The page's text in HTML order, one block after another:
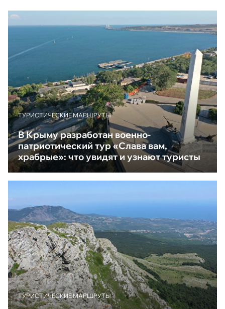
ТУРИСТИЧЕСКИЕ МАРШРУТЫ
В Крыму разработан военно-
патриотический тур «Слава вам,
храбрые»: что увидят и узнают туристы
ТУРИСТИЧЕСКИЕ МАРШРУТЫ